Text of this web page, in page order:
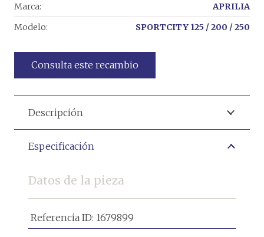
Consulta este recambio
Marca:
APRILIA
Modelo:
SPORTCITY 125 / 200 / 250
Descripción
Especificación
Datos de la pieza
Referencia ID: 1679899